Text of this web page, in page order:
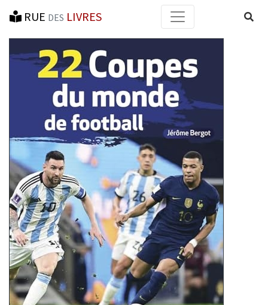
RUE DES LIVRES